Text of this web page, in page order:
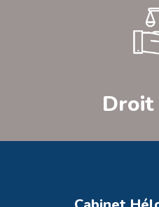
Droit